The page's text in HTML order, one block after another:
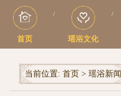
首页
/
瑶浴文化
/
当前位置: 首页 > 瑶浴新闻